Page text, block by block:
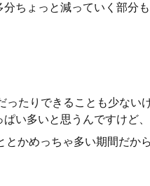
ちょっと減っていく部分
たりできることも少ない
い多いと思うんですけど、
かめっちゃ多い期間だか